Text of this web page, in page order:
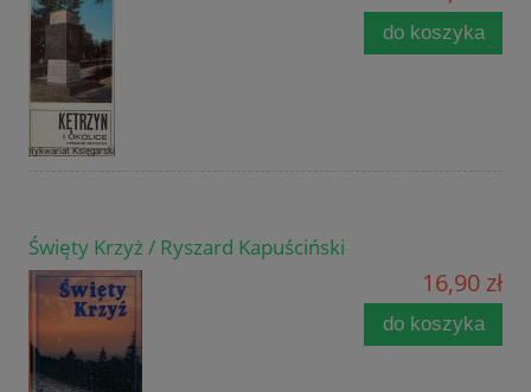
do koszyka
Święty Krzyż / Ryszard Kapuściński
16,90 zł
do koszyka